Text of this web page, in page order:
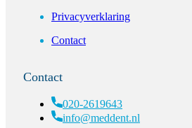
Privacyverklaring
Contact
Contact
020-2619643
info@meddent.nl